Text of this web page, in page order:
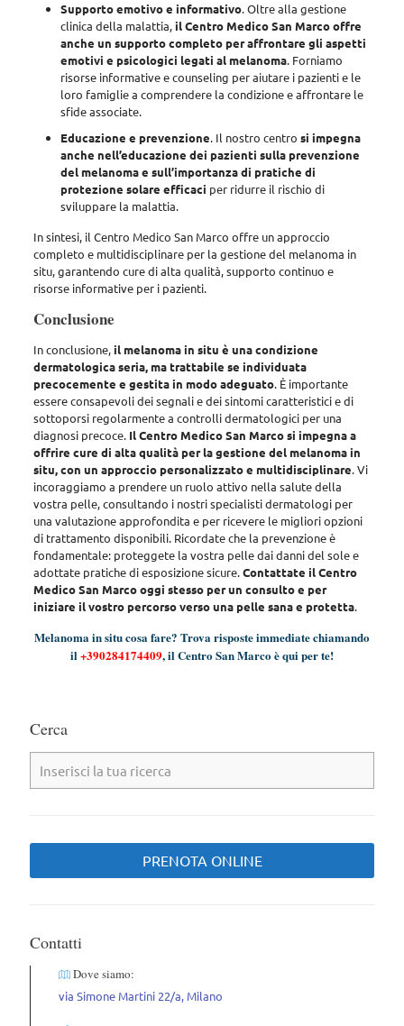
Supporto emotivo e informativo. Oltre alla gestione
clinica della malattia,il Centro Medico San Marco offre
anche un supporto completo per affrontare gli aspetti
emotivi e psicologici legati al melanoma. Forniamo
risorse informative e counseling per aiutare i pazienti e le
loro famiglie a comprendere la condizione e affrontare le
sfide associate.
Educazione e prevenzione. Il nostro centro si impegna
anche nell’educazione dei pazienti sulla prevenzione
del melanoma e sull’importanza di pratiche di
protezione solare efficaci per ridurre il rischio di
sviluppare la malattia.
In sintesi, il Centro Medico San Marco offre un approccio
completo e multidisciplinare per la gestione del melanoma in
situ, garantendo cure di alta qualità, supporto continuo e
risorse informative per i pazienti.
Conclusione
In conclusione,il melanoma in situ è una condizione
dermatologica seria, ma trattabile se individuata
precocemente e gestita in modo adeguato. È importante
essere consapevoli dei segnali e dei sintomi caratteristici e di
sottoporsi regolarmente a controlli dermatologici per una
diagnosi precoce. Il Centro Medico San Marco si impegna a
offrire cure di alta qualità per la gestione del melanoma in
situ, con un approccio personalizzato e multidisciplinare.Vi
incoraggiamo a prendere un ruolo attivo nella salute della
vostra pelle, consultando i nostri specialisti dermatologi per
una valutazione approfondita e per ricevere le migliori opzioni
di trattamento disponibili. Ricordate che la prevenzione è
fondamentale: proteggete la vostra pelle dai danni del sole e
adottate pratiche di esposizione sicure.Contattate il Centro
Medico San Marco oggi stesso per un consulto e per
iniziare il vostro percorso verso una pelle sana e protetta.
Melanoma in situ cosa fare? Trova risposte immediate chiamando
il+390284174409, il Centro San Marco è qui per te!
Cerca
PRENOTA ONLINE
Contatti
Dove siamo:
via Simone Martini 22/a, Milano